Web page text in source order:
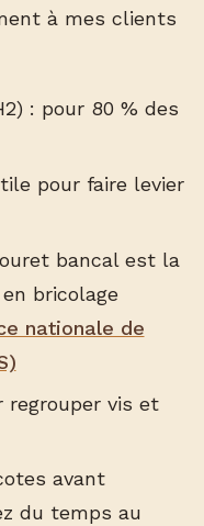
à mes clients
: pour 80 % des
pour faire levier
bancal est la
bricolage
nationale de
regrouper vis et
avant
du temps au